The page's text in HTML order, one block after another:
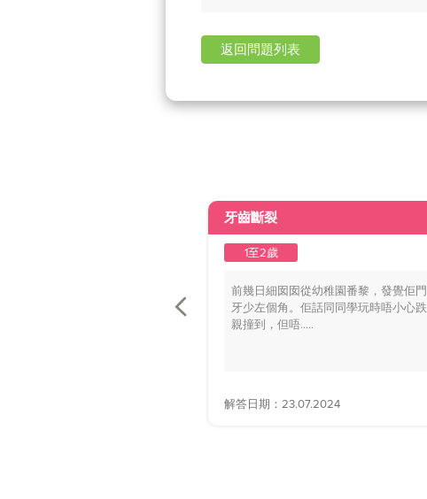
返回問題列表
牙齒斷裂
1至2歲
前幾日細囡囡從幼稚園番黎，發覺佢門
牙少左個角。佢話同同學玩時唔小心跌
親撞到，但唔.....
解答日期：23.07.2024